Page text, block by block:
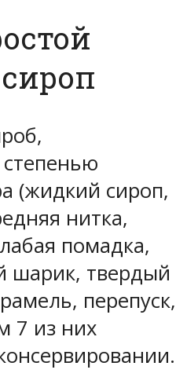
(жидкий сироп,
нитка,
помадка,
шарик, твердый
перепуск,
7 из них